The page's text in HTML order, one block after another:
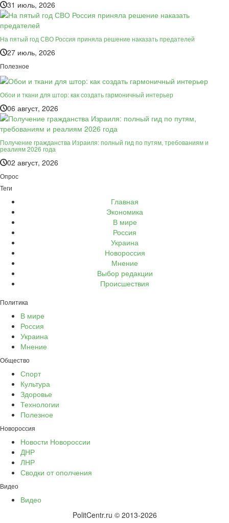
31 июль, 2026
На пятый год СВО Россия приняла решение наказать предателей
27 июль, 2026
Полезное
Обои и ткани для штор: как создать гармоничный интерьер
06 август, 2026
Получение гражданства Израиля: полный гид по путям, требованиям и
реалиям 2026 года
02 август, 2026
Опрос
Теги
Главная
Экономика
В мире
Россия
Украина
Новороссия
Мнение
Выбор редакции
Происшествия
Политика
В мире
Россия
Украина
Мнение
Общество
Спорт
Культура
Здоровье
Технологии
Полезное
Новороссия
Новости Новороссии
ДНР
ЛНР
Сводки от ополчения
Видео
Видео
PolitCentr.ru © 2013-2026